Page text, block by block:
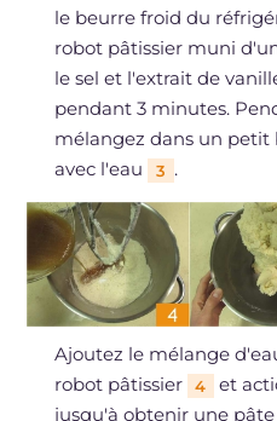
le beurre froid du
robot pâtissier muni
le sel et l'extrait de
pendant 3 minutes.
mélangez dans un petit
avec l'eau
3 .
Ajoutez le mélange
robot pâtissier
4
et
jusqu'à obtenir une